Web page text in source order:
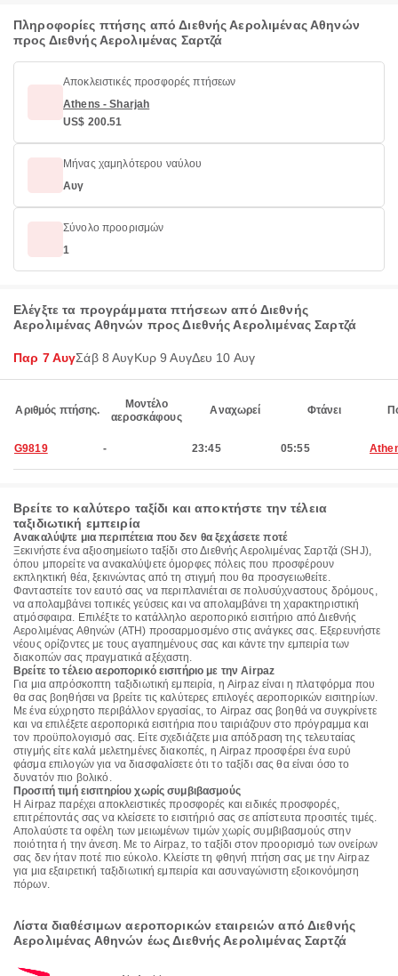
Πληροφορίες πτήσης από Διεθνής Αερολιμένας Αθηνών
προς Διεθνής Αερολιμένας Σαρτζά
Αποκλειστικές προσφορές πτήσεων
Athens - Sharjah
US$ 200.51
Μήνας χαμηλότερου ναύλου
Αυγ
Σύνολο προορισμών
1
Ελέγξτε τα προγράμματα πτήσεων από Διεθνής
Αερολιμένας Αθηνών προς Διεθνής Αερολιμένας Σαρτζά
Παρ 7 ΑυγΣάβ 8 ΑυγΚυρ 9 ΑυγΔευ 10 Αυγ
Αριθμός πτήσης.
Μοντέλο
αεροσκάφους
Αναχωρεί Φτάνει
G9819 - 23:45 05:55
Βρείτε το καλύτερο ταξίδι και αποκτήστε την τέλεια
ταξιδιωτική εμπειρία
Ανακαλύψτε μια περιπέτεια που δεν θα ξεχάσετε ποτέ
Ξεκινήστε ένα αξιοσημείωτο ταξίδι στο Διεθνής Αερολιμένας Σαρτζά (SHJ),
όπου μπορείτε να ανακαλύψετε όμορφες πόλεις που προσφέρουν
εκπληκτική θέα, ξεκινώντας από τη στιγμή που θα προσγειωθείτε.
Φανταστείτε τον εαυτό σας να περιπλανιέται σε πολυσύχναστους δρόμους,
να απολαμβάνει τοπικές γεύσεις και να απολαμβάνει τη χαρακτηριστική
ατμόσφαιρα. Επιλέξτε το κατάλληλο αεροπορικό εισιτήριο από Διεθνής
Αερολιμένας Αθηνών (ATH) προσαρμοσμένο στις ανάγκες σας. Εξερευνήστε
νέους ορίζοντες με τους αγαπημένους σας και κάντε την εμπειρία των
διακοπών σας πραγματικά αξέχαστη.
Βρείτε το τέλειο αεροπορικό εισιτήριο με την Airpaz
Για μια απρόσκοπτη ταξιδιωτική εμπειρία, η Airpaz είναι η πλατφόρμα που
θα σας βοηθήσει να βρείτε τις καλύτερες επιλογές αεροπορικών εισιτηρίων.
Με ένα εύχρηστο περιβάλλον εργασίας, το Airpaz σας βοηθά να συγκρίνετε
και να επιλέξετε αεροπορικά εισιτήρια που ταιριάζουν στο πρόγραμμα και
τον προϋπολογισμό σας. Είτε σχεδιάζετε μια απόδραση της τελευταίας
στιγμής είτε καλά μελετημένες διακοπές, η Airpaz προσφέρει ένα ευρύ
φάσμα επιλογών για να διασφαλίσετε ότι το ταξίδι σας θα είναι όσο το
δυνατόν πιο βολικό.
Προσιτή τιμή εισιτηρίου χωρίς συμβιβασμούς
Η Airpaz παρέχει αποκλειστικές προσφορές και ειδικές προσφορές,
επιτρέποντάς σας να κλείσετε το εισιτήριό σας σε απίστευτα προσιτές τιμές.
Απολαύστε τα οφέλη των μειωμένων τιμών χωρίς συμβιβασμούς στην
ποιότητα ή την άνεση. Με το Airpaz, το ταξίδι στον προορισμό των ονείρων
σας δεν ήταν ποτέ πιο εύκολο. Κλείστε τη φθηνή πτήση σας με την Airpaz
για μια εξαιρετική ταξιδιωτική εμπειρία και ασυναγώνιστη εξοικονόμηση
πόρων.
Λίστα διαθέσιμων αεροπορικών εταιρειών από Διεθνής
Αερολιμένας Αθηνών έως Διεθνής Αερολιμένας Σαρτζά